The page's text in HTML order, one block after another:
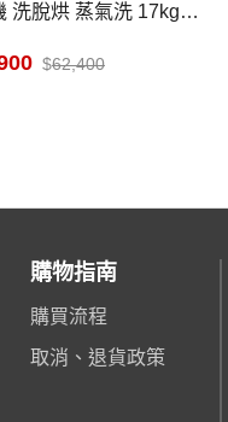
洗脫烘 蒸氣洗 17kg洗/
62,400
購物指南
購買流程
取消、退貨政策